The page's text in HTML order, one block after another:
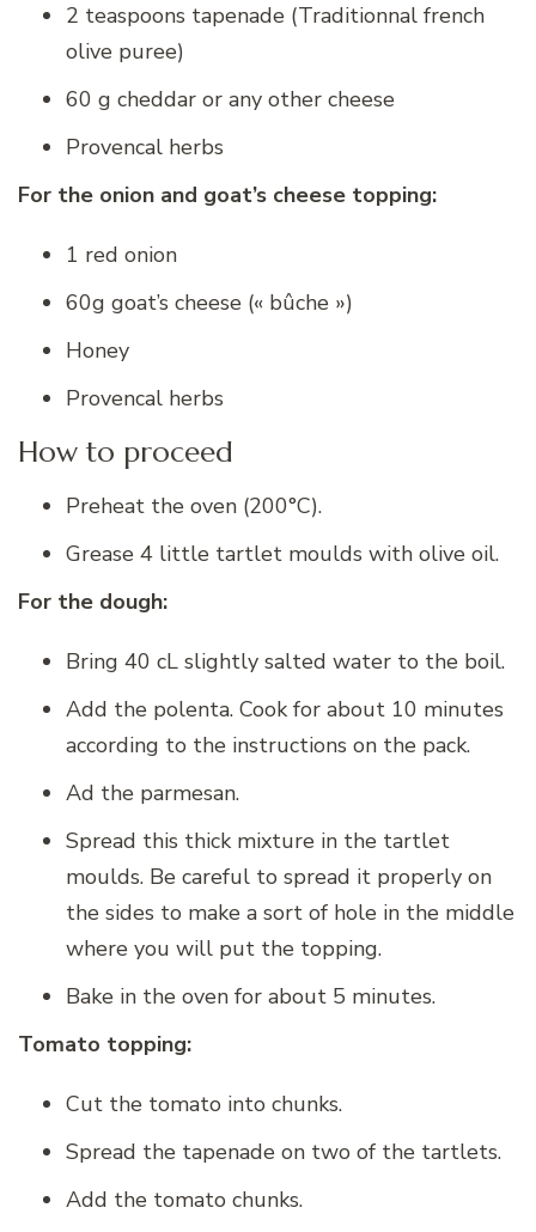
2 teaspoons tapenade (Traditionnal french
olive puree)
60 g cheddar or any other cheese
Provencal herbs
For the onion and goat’s cheese topping:
1 red onion
60g goat’s cheese (« bûche »)
Honey
Provencal herbs
How to proceed
Preheat the oven (200°C).
Grease 4 little tartlet moulds with olive oil.
For the dough:
Bring 40 cL slightly salted water to the boil.
Add the polenta. Cook for about 10 minutes
according to the instructions on the pack.
Ad the parmesan.
Spread this thick mixture in the tartlet
moulds. Be careful to spread it properly on
the sides to make a sort of hole in the middle
where you will put the topping.
Bake in the oven for about 5 minutes.
Tomato topping:
Cut the tomato into chunks.
Spread the tapenade on two of the tartlets.
Add the tomato chunks.